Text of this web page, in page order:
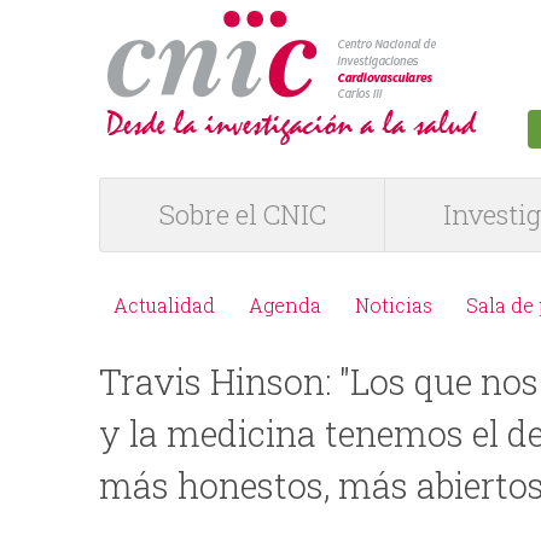
P
Sobre el CNIC
e
n
Actualidad Agenda Noticias Sala de
Travis Hinson: "Los que
y la medicina tenemos el
más honestos, más